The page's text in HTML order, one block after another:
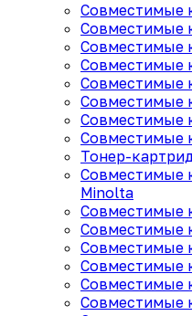
Совместимые
Совместимые
Совместимые
Совместимые
Совместимые
Совместимые
Совместимые
Совместимые
Тонер-
Совместимые
Minolta
Совместимые
Совместимые
Совместимые
Совместимые
Совместимые
Совместимые